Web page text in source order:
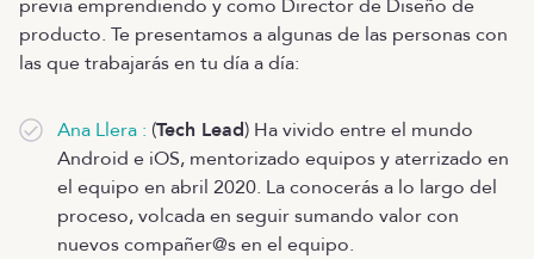
previa emprendiendo y como Director de Diseño de
producto. Te presentamos a algunas de las personas con
las que trabajarás en tu día a día:
Ana Llera : (Tech Lead) Ha vivido entre el mundo
Android e iOS, mentorizado equipos y aterrizado en
el equipo en abril 2020. La conocerás a lo largo del
proceso, volcada en seguir sumando valor con
nuevos compañer@s en el equipo.